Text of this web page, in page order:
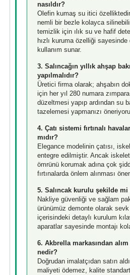
nasıldır?
Olefin kumaş su itici
nemli bir bezle kolayca
temizlik için ılık su ve hafif
hızlı kuruma özelliği
kullanım sunar.
3. Salıncağın yıllık ahşap
yapılmalıdır?
Üretici firma olarak; ahşabın
için her yıl 280 numara
düzeltmesi yapıp ardından su
tazelemesi yapmanızı
4. Çatı sistemi fırtınalı
mıdır?
Elegance modelinin çatısı,
entegre edilmiştir. Ancak
ömrünü korumak adına çok
fırtınalarda önlem alınması
5. Salıncak kurulu şekilde
Nakliye güvenliği ve sağlam
ürünümüz demonte olarak
içerisindeki detaylı kurulum
aparatlar sayesinde montajı
6. Akbrella markasından alım
nedir?
Doğrudan imalatçıdan satın
maliyeti ödemez, kalite